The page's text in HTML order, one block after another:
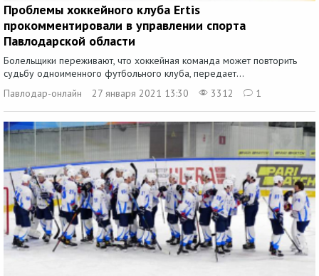
Проблемы хоккейного клуба Ertis
прокомментировали в управлении спорта
Павлодарской области
Болельщики переживают, что хоккейная команда может повторить
судьбу одноименного футбольного клуба, передает...
Павлодар-онлайн
27 января 2021 13:30 3312 1